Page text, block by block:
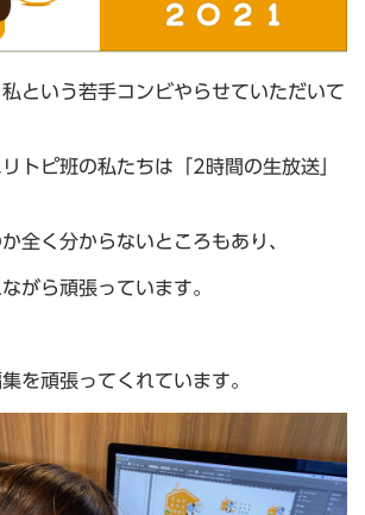
という若手コンビやらせていただいて
トピ班の私たちは「2時間の生放送」
全く分からないところもあり、
がら頑張っています。
を頑張ってくれています。